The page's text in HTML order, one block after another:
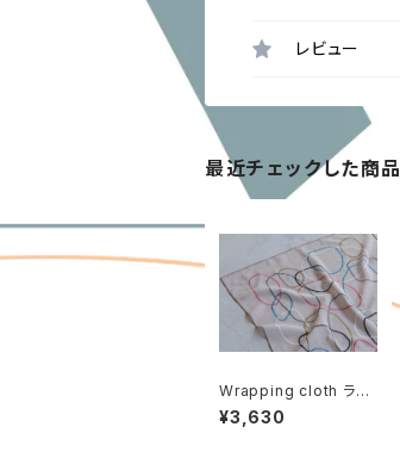
レビュー
最近チェックした商品
Wrapping cloth ラッ
ピングクロス[drawing
Ring]
¥3,630